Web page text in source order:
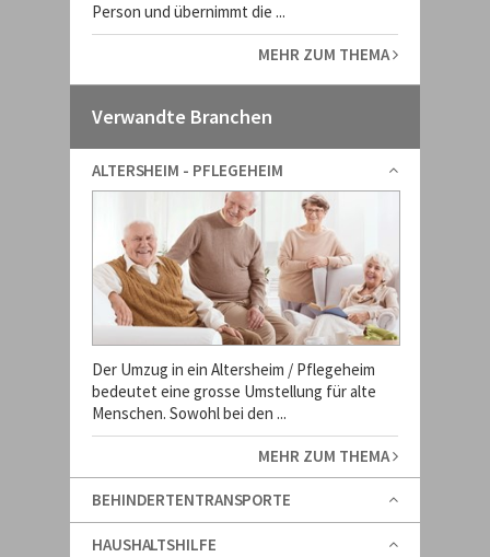
Person und übernimmt die ...
MEHR ZUM THEMA
Verwandte Branchen
ALTERSHEIM - PFLEGEHEIM
Der Umzug in ein Altersheim / Pflegeheim
bedeutet eine grosse Umstellung für alte
Menschen. Sowohl bei den ...
MEHR ZUM THEMA
BEHINDERTENTRANSPORTE
HAUSHALTSHILFE